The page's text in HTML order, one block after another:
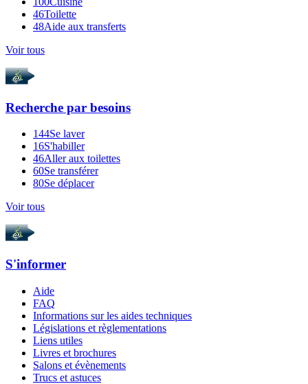
46Toilette
48Aide aux transferts
Voir tous
Recherche par besoins
144Se laver
16S'habiller
46Aller aux toilettes
60Se transférer
80Se déplacer
Voir tous
S'informer
Aide
FAQ
Informations sur les aides techniques
Législations et règlementations
Liens utiles
Livres et brochures
Salons et évènements
Trucs et astuces